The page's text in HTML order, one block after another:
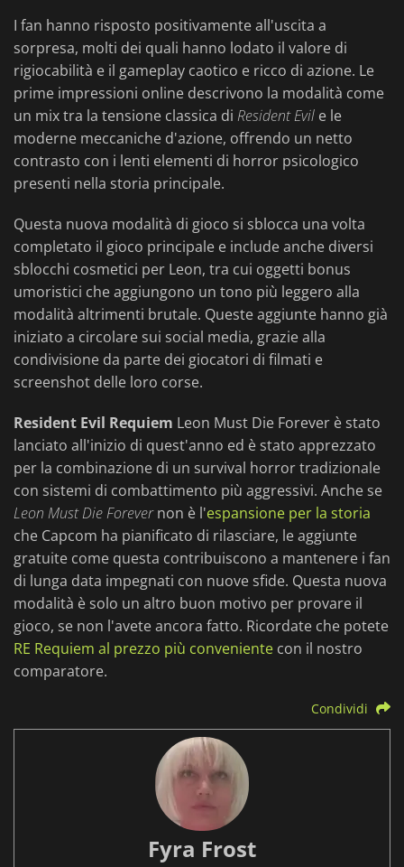
I fan hanno risposto positivamente all'uscita a
sorpresa, molti dei quali hanno lodato il valore di
rigiocabilità e il gameplay caotico e ricco di azione. Le
prime impressioni online descrivono la modalità come
un mix tra la tensione classica di Resident Evil e le
moderne meccaniche d'azione, offrendo un netto
contrasto con i lenti elementi di horror psicologico
presenti nella storia principale.
Questa nuova modalità di gioco si sblocca una volta
completato il gioco principale e include anche diversi
sblocchi cosmetici per Leon, tra cui oggetti bonus
umoristici che aggiungono un tono più leggero alla
modalità altrimenti brutale. Queste aggiunte hanno già
iniziato a circolare sui social media, grazie alla
condivisione da parte dei giocatori di filmati e
screenshot delle loro corse.
Resident Evil Requiem Leon Must Die Forever è stato
lanciato all'inizio di quest'anno ed è stato apprezzato
per la combinazione di un survival horror tradizionale
con sistemi di combattimento più aggressivi. Anche se
Leon Must Die Forevernon è l'espansione per la storia
che Capcom ha pianificato di rilasciare, le aggiunte
gratuite come questa contribuiscono a mantenere i fan
di lunga data impegnati con nuove sfide. Questa nuova
modalità è solo un altro buon motivo per provare il
gioco, se non l'avete ancora fatto. Ricordate che potete
RE Requiem al prezzo più conveniente con il nostro
comparatore.
Condividi
Fyra Frost